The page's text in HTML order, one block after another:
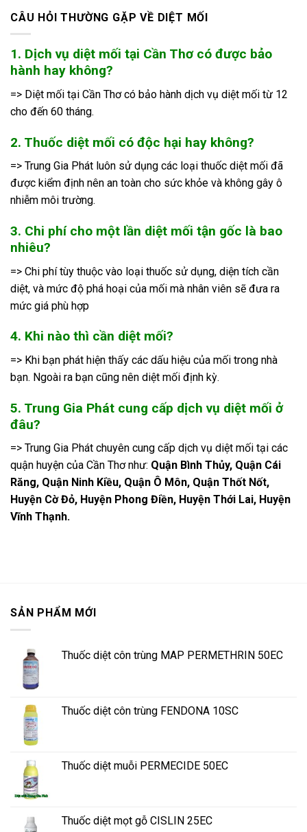
CÂU HỎI THƯỜNG GẶP VỀ DIỆT MỐI
1. Dịch vụ diệt mối tại Cần Thơ có được bảo
hành hay không?
=> Diệt mối tại Cần Thơ có bảo hành dịch vụ diệt mối từ 12
cho đến 60 tháng.
2. Thuốc diệt mối có độc hại hay không?
=> Trung Gia Phát luôn sử dụng các loại thuốc diệt mối đã
được kiểm định nên an toàn cho sức khỏe và không gây ô
nhiễm môi trường.
3. Chi phí cho một lần diệt mối tận gốc là bao
nhiêu?
=> Chi phí tùy thuộc vào loại thuốc sử dụng, diện tích cần
diệt, và mức độ phá hoại của mối mà nhân viên sẽ đưa ra
mức giá phù hợp
4. Khi nào thì cần diệt mối?
=> Khi bạn phát hiện thấy các dấu hiệu của mối trong nhà
bạn. Ngoài ra bạn cũng nên diệt mối định kỳ.
5. Trung Gia Phát cung cấp dịch vụ diệt mối ở
đâu?
=> Trung Gia Phát chuyên cung cấp dịch vụ diệt mối tại các
quận huyện của Cần Thơ như: Quận Bình Thủy, Quận Cái
Răng, Quận Ninh Kiều, Quận Ô Môn, Quận Thốt Nốt,
Huyện Cờ Đỏ, Huyện Phong Điền, Huyện Thới Lai, Huyện
Vĩnh Thạnh.
SẢN PHẨM MỚI
Thuốc diệt côn trùng MAP PERMETHRIN 50EC
Thuốc diệt côn trùng FENDONA 10SC
Thuốc diệt muỗi PERMECIDE 50EC
Thuốc diệt mọt gỗ CISLIN 25EC